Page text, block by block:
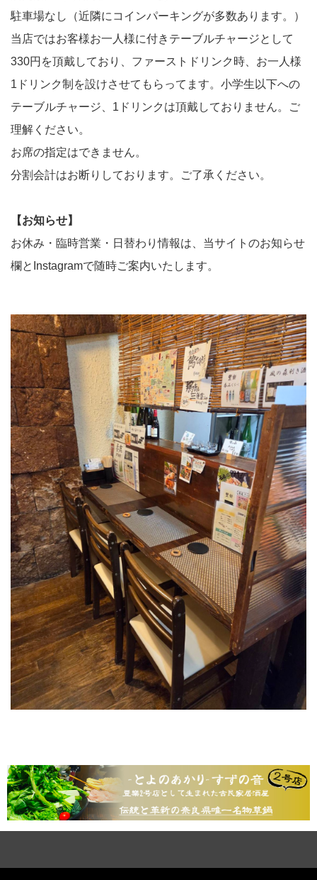
駐車場なし（近隣にコインパーキングが多数あります。）
当店ではお客様お一人様に付きテーブルチャージとして
330円を頂戴しており、ファーストドリンク時、お一人様
1ドリンク制を設けさせてもらってます。小学生以下への
テーブルチャージ、1ドリンクは頂戴しておりません。ご
理解ください。
お席の指定はできません。
分割会計はお断りしております。ご了承ください。
【お知らせ】
お休み・臨時営業・日替わり情報は、当サイトのお知らせ
欄とInstagramで随時ご案内いたします。